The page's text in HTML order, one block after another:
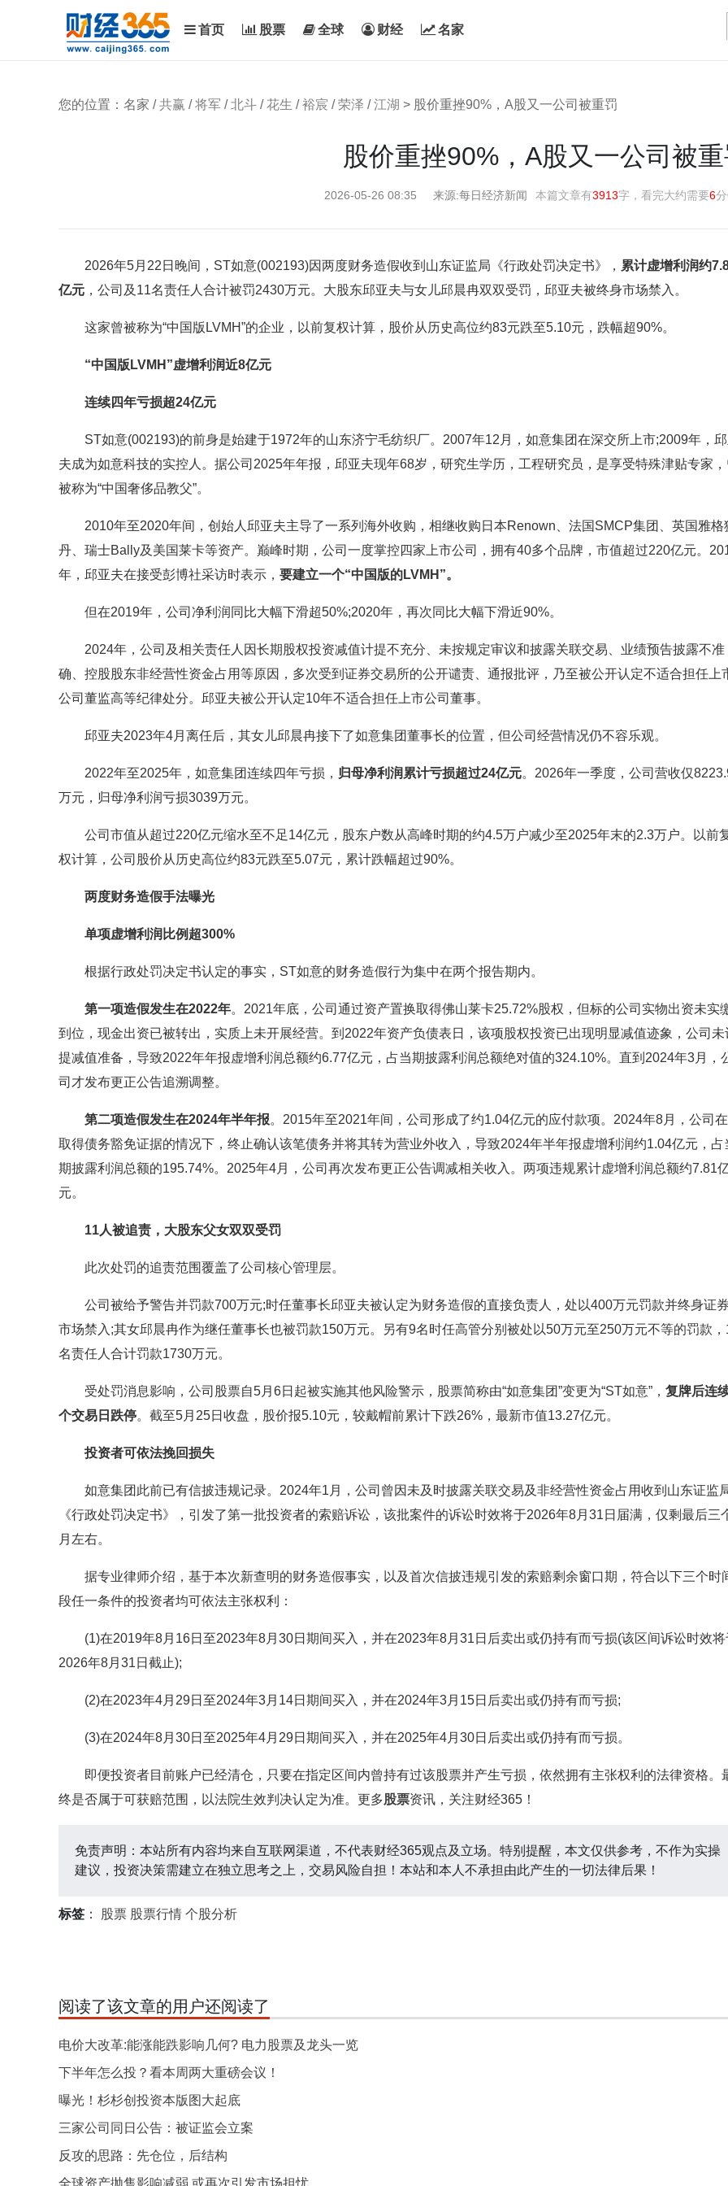
首页 股票 全球 财经 名家
您的位置：名家 /共赢 /将军 /北斗 /花生 /裕宸 /荣泽 /江湖 > 股价重挫90%，A股又一公司被重罚
股价重挫90%，A股又一公司被
2026-05-26 08:35 来源:每日经济新闻 本篇文章有3913字，看完大约需要6
2026年5月22日晚间，ST如意(002193)因两度财务造假收到山东证监局《行政处罚决定书》， 累计虚增利润约
亿元 ，公司及11名责任人合计被罚2430万元。大股东邱亚夫与女儿邱晨冉双双受罚，邱亚夫被终身市场禁入。
这家曾被称为“中国版LVMH”的企业，以前复权计算，股价从历史高位约83元跌至5.10元，跌幅超90%。
“中国版LVMH”虚增利润近8亿元
连续四年亏损超24亿元
ST如意(002193)的前身是始建于1972年的山东济宁毛纺织厂。2007年12月，如意集团在深交所上市;2009年，邱
夫成为如意科技的实控人。据公司2025年年报，邱亚夫现年68岁，研究生学历，工程研究员，是享受特殊津贴专家，
被称为“中国奢侈品教父”。
2010年至2020年间，创始人邱亚夫主导了一系列海外收购，相继收购日本Renown、法国SMCP集团、英国雅格
丹、瑞士Bally及美国莱卡等资产。巅峰时期，公司一度掌控四家上市公司，拥有40多个品牌，市值超过220亿元。
年，邱亚夫在接受彭博社采访时表示， 要建立一个“中国版的LVMH”。
但在2019年，公司净利润同比大幅下滑超50%;2020年，再次同比大幅下滑近90%。
2024年，公司及相关责任人因长期股权投资减值计提不充分、未按规定审议和披露关联交易、业绩预告披露不准
确、控股股东非经营性资金占用等原因，多次受到证券交易所的公开谴责、通报批评，乃至被公开认定不适合担任上
公司董监高等纪律处分。邱亚夫被公开认定10年不适合担任上市公司董事。
邱亚夫2023年4月离任后，其女儿邱晨冉接下了如意集团董事长的位置，但公司经营情况仍不容乐观。
2022年至2025年，如意集团连续四年亏损， 归母净利润累计亏损超过24亿元。2026年一季度，公司营收仅
万元，归母净利润亏损3039万元。
公司市值从超过220亿元缩水至不足14亿元，股东户数从高峰时期的约4.5万户减少至2025年末的2.3万户。以前
权计算，公司股价从历史高位约83元跌至5.07元，累计跌幅超过90%。
两度财务造假手法曝光
单项虚增利润比例超300%
根据行政处罚决定书认定的事实，ST如意的财务造假行为集中在两个报告期内。
第一项造假发生在2022年。2021年底，公司通过资产置换取得佛山莱卡25.72%股权，但标的公司实物出资未实
到位，现金出资已被转出，实质上未开展经营。到2022年资产负债表日，该项股权投资已出现明显减值迹象，公司未
提减值准备，导致2022年年报虚增利润总额约6.77亿元，占当期披露利润总额绝对值的324.10%。直到2024年3月，
司才发布更正公告追溯调整。
第二项造假发生在2024年半年报。2015年至2021年间，公司形成了约1.04亿元的应付款项。2024年8月，公司
取得债务豁免证据的情况下，终止确认该笔债务并将其转为营业外收入，导致2024年半年报虚增利润约1.04亿元，占
期披露利润总额的195.74%。2025年4月，公司再次发布更正公告调减相关收入。两项违规累计虚增利润总额约7.81
元。
11人被追责，大股东父女双双受罚
此次处罚的追责范围覆盖了公司核心管理层。
公司被给予警告并罚款700万元;时任董事长邱亚夫被认定为财务造假的直接负责人，处以400万元罚款并终身证券
市场禁入;其女邱晨冉作为继任董事长也被罚款150万元。另有9名时任高管分别被处以50万元至250万元不等的罚款，
名责任人合计罚款1730万元。
受处罚消息影响，公司股票自5月6日起被实施其他风险警示，股票简称由“如意集团”变更为“ST如意”， 复牌后连
个交易日跌停。截至5月25日收盘，股价报5.10元，较戴帽前累计下跌26%，最新市值13.27亿元。
投资者可依法挽回损失
如意集团此前已有信披违规记录。2024年1月，公司曾因未及时披露关联交易及非经营性资金占用收到山东证监
《行政处罚决定书》，引发了第一批投资者的索赔诉讼，该批案件的诉讼时效将于2026年8月31日届满，仅剩最后三
月左右。
据专业律师介绍，基于本次新查明的财务造假事实，以及首次信披违规引发的索赔剩余窗口期，符合以下三个时
段任一条件的投资者均可依法主张权利：
(1)在2019年8月16日至2023年8月30日期间买入，并在2023年8月31日后卖出或仍持有而亏损(该区间诉讼时效将
2026年8月31日截止);
(2)在2023年4月29日至2024年3月14日期间买入，并在2024年3月15日后卖出或仍持有而亏损;
(3)在2024年8月30日至2025年4月29日期间买入，并在2025年4月30日后卖出或仍持有而亏损。
即便投资者目前账户已经清仓，只要在指定区间内曾持有过该股票并产生亏损，依然拥有主张权利的法律资格。
终是否属于可获赔范围，以法院生效判决认定为准。更多股票资讯，关注财经365！
免责声明：本站所有内容均来自互联网渠道，不代表财经365观点及立场。特别提醒，本文仅供参考，不作为实操
建议，投资决策需建立在独立思考之上，交易风险自担！本站和本人不承担由此产生的一切法律后果！
标签 ： 股票 股票行情 个股分析
阅读了该文章的用户还阅读了
电价大改革:能涨能跌影响几何? 电力股票及龙头一览
下半年怎么投？看本周两大重磅会议！
曝光！杉杉创投资本版图大起底
三家公司同日公告：被证监会立案
反攻的思路：先仓位，后结构
全球资产抛售影响减弱 或再次引发市场担忧